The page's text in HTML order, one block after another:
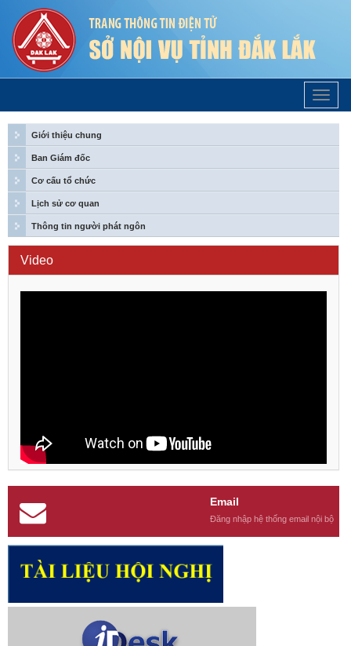
Trang
Chủ
Giới thiệu chung
Ban Giám đốc
Cơ cấu tổ chức
Lịch sử cơ quan
Thông tin người phát ngôn
Video
Email
Đăng nhập hệ thống email nội bộ